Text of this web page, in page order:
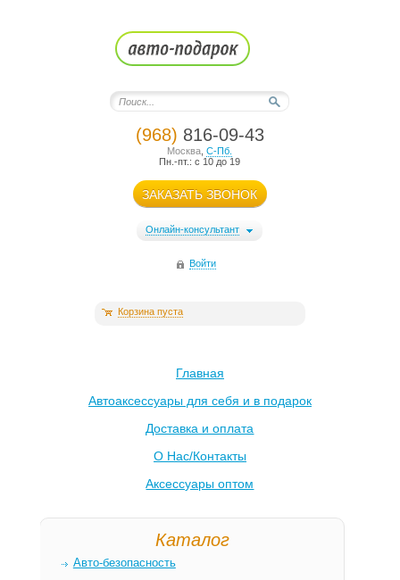
(968) 816-09-43
Москва ,С-Пб.
Пн.-пт.: с 10 до 19
ЗАКАЗАТЬ ЗВОНОК
Онлайн-консультант
Войти
Корзина пуста
Главная
Автоаксессуары для себя и в подарок
Доставка и оплата
О Нас/Контакты
Аксессуары оптом
Каталог
Авто-безопасность